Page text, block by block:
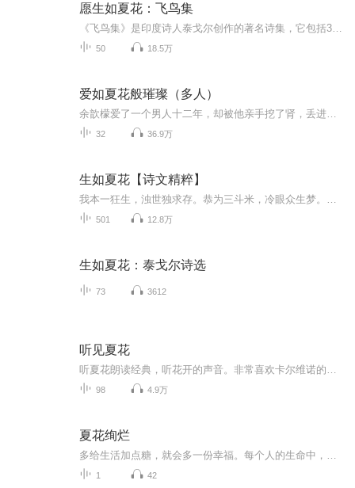
愿生如夏花：飞鸟集
50 18.5万
爱如夏花般璀璨（多人）
32 36.9万
生如夏花【诗文精粹】
501 12.8万
生如夏花：泰戈尔诗选
73 3612
听见夏花
98 4.9万
夏花绚烂
1 42